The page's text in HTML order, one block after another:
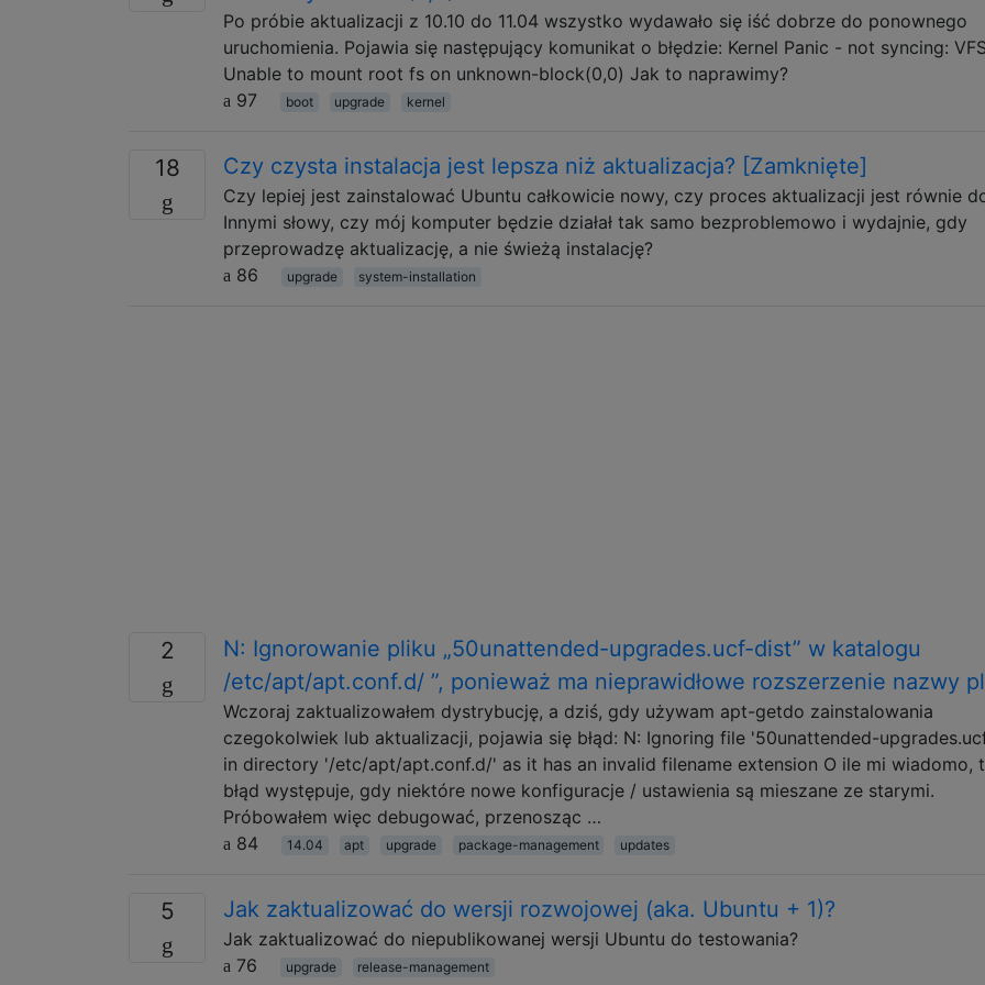
Po próbie aktualizacji z 10.10 do 11.04 wszystko wydawało się iść dobrze do ponownego
uruchomienia. Pojawia się następujący komunikat o błędzie: Kernel Panic - not syncing:
Unable to mount root fs on unknown-block(0,0) Jak to naprawimy?
97
boot upgrade kernel
18 Czy czysta instalacja jest lepsza niż aktualizacja? [Zamknięte]
Czy lepiej jest zainstalować Ubuntu całkowicie nowy, czy proces aktualizacji jest równie
Innymi słowy, czy mój komputer będzie działał tak samo bezproblemowo i wydajnie, gdy
przeprowadzę aktualizację, a nie świeżą instalację?
86
upgrade system-installation
2
N: Ignorowanie pliku „50unattended-upgrades.ucf-dist” w katalogu
/etc/apt/apt.conf.d/ ”, ponieważ ma nieprawidłowe rozszerzenie nazwy
Wczoraj zaktualizowałem dystrybucję, a dziś, gdy używam apt-getdo zainstalowania
czegokolwiek lub aktualizacji, pojawia się błąd: N: Ignoring file '50unattended-
in directory '/etc/apt/apt.conf.d/' as it has an invalid filename extension O ile mi wiadomo,
błąd występuje, gdy niektóre nowe konfiguracje / ustawienia są mieszane ze starymi.
Próbowałem więc debugować, przenosząc …
84
14.04 apt upgrade package-management updates
5 Jak zaktualizować do wersji rozwojowej (aka. Ubuntu + 1)?
Jak zaktualizować do niepublikowanej wersji Ubuntu do testowania?
76
upgrade release-management